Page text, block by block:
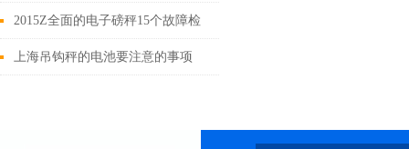
2015Z全面的电子磅秤15个故障检
查及解决方案
上海吊钩秤的电池要注意的事项